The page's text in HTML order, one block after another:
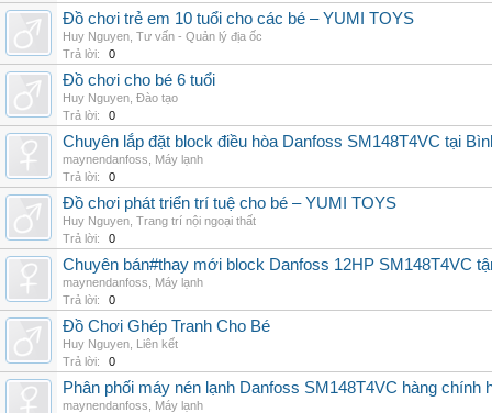
Đồ chơi trẻ em 10 tuổi cho các bé – YUMI TOYS
Huy Nguyen Tư vấn - Quản lý địa ốc
Trả lời:
0
Đồ chơi cho bé 6 tuổi
Huy Nguyen Đào tạo
Trả lời:
0
Chuyên lắp đặt block điều hòa Danfoss SM148T4VC tại
maynendanfoss
Máy lạnh
Trả lời:
0
Đồ chơi phát triển trí tuệ cho bé – YUMI TOYS
Huy Nguyen Trang trí nội ngoại thất
Trả lời:
0
Chuyên bán#thay mới block Danfoss 12HP SM148T4VC
maynendanfoss
Máy lạnh
Trả lời:
0
Đồ Chơi Ghép Tranh Cho Bé
Huy Nguyen Liên kết
Trả lời:
0
Phân phối máy nén lạnh Danfoss SM148T4VC hàng chính
maynendanfoss
Máy lạnh